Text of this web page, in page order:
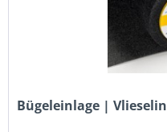
Bügeleinlage |